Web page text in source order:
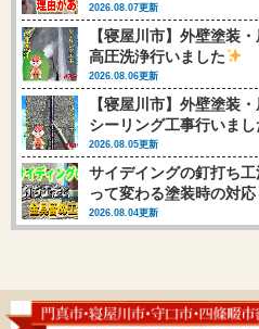
2026.08.07更新
【寝屋川市】外壁塗装
高圧洗浄行いました
2026.08.06更新
【寝屋川市】外壁塗装
シーリング工事行いまし
2026.08.05更新
サイデイングの釘打ち
って変わる塗装時の対応
2026.08.04更新